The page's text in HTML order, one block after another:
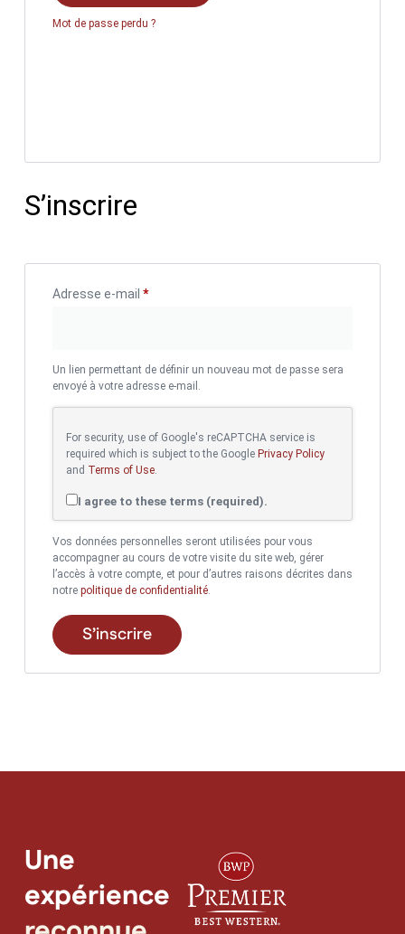
Mot de passe perdu ?
S’inscrire
Adresse e-mail *
Un lien permettant de définir un nouveau mot de passe sera
envoyé à votre adresse e-mail.
For security, use of Google's reCAPTCHA service is
required which is subject to the Google Privacy Policy
and Terms of Use.
I agree to these terms (required).
Vos données personnelles seront utilisées pour vous
accompagner au cours de votre visite du site web, gérer
l’accès à votre compte, et pour d’autres raisons décrites dans
notre politique de confidentialité.
S’inscrire
Une
expérience